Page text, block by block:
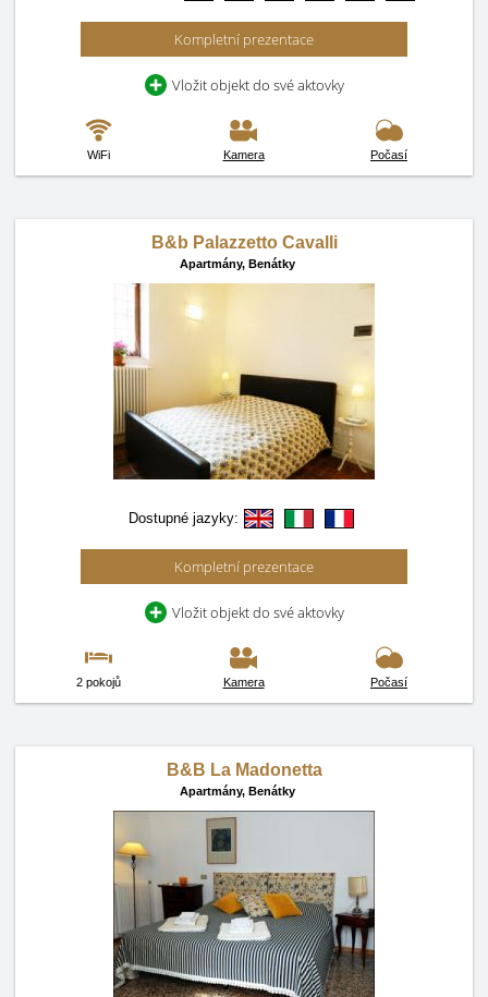
Kompletní prezentace
Vložit objekt do své aktovky
WiFi Kamera Počasí
B&b Palazzetto Cavalli
Apartmány, Benátky
Dostupné jazyky:
Kompletní prezentace
Vložit objekt do své aktovky
2 pokojů Kamera Počasí
B&B La Madonetta
Apartmány, Benátky